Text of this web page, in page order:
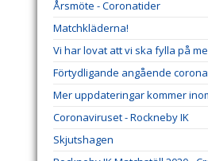
Årsmöte - Coronatider
Matchkläderna!
Vi har lovat att vi ska fylla på
Förtydligande angående
Mer uppdateringar kommer
Coronaviruset - Rockneby IK
Skjutshagen